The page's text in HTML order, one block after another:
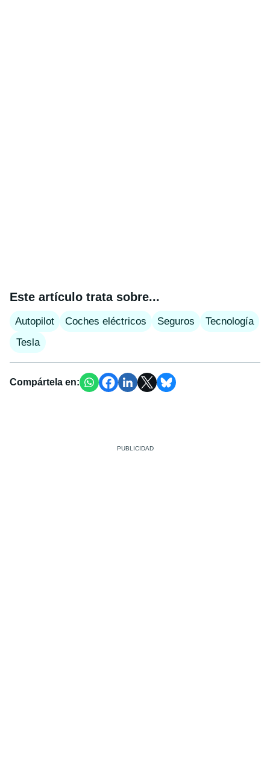
Este artículo trata sobre...
Autopilot Coches eléctricos Seguros
Tecnología
Tesla
Compártela en: